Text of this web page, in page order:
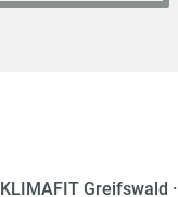
KLIMAFIT Greifswald ·